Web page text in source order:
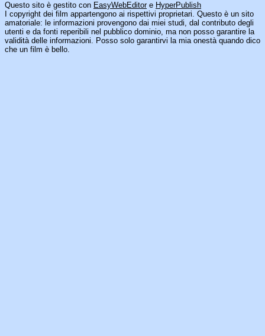
Questo sito è gestito con EasyWebEditore HyperPublish
I copyright dei film appartengono ai rispettivi proprietari. Questo è un sito
amatoriale: le informazioni provengono dai miei studi, dal contributo degli
utenti e da fonti reperibili nel pubblico dominio, ma non posso garantire la
validità delle informazioni. Posso solo garantirvi la mia onestà quando dico
che un film è bello.